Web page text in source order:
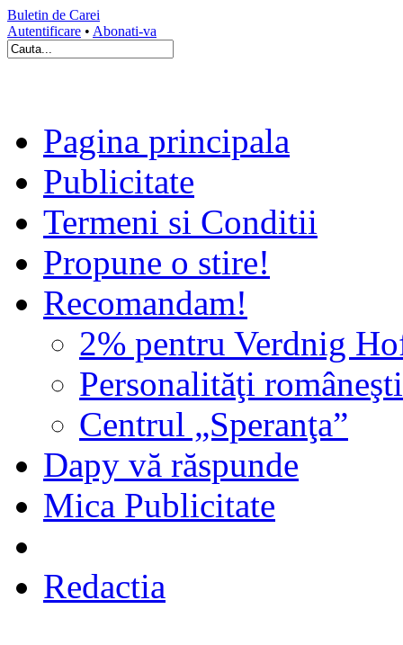
Buletin de Carei
Autentificare • Abonati-va
Pagina principala
Publicitate
Termeni si Conditii
Propune o stire!
Recomandam!
2% pentru Verdnig
Personalităţi româneşti
Centrul „Speranţa”
Dapy vă răspunde
Mica Publicitate
Redactia